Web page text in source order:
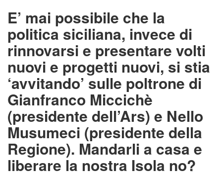
E’ mai possibile che la
politica siciliana, invece di
rinnovarsi e presentare volti
nuovi e progetti nuovi, si stia
‘avvitando’ sulle poltrone di
Gianfranco Miccichè
(presidente dell’Ars) e Nello
Musumeci (presidente della
Regione). Mandarli a casa e
liberare la nostra Isola no?